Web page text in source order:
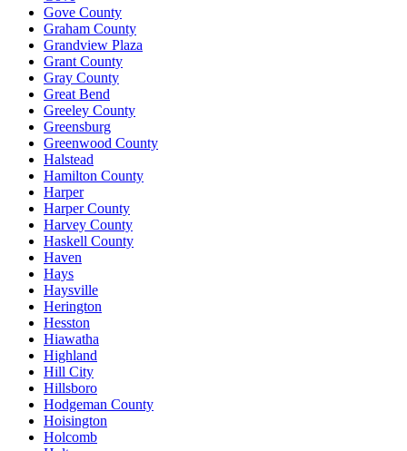
Gove County
Graham County
Grandview Plaza
Grant County
Gray County
Great Bend
Greeley County
Greensburg
Greenwood County
Halstead
Hamilton County
Harper
Harper County
Harvey County
Haskell County
Haven
Hays
Haysville
Herington
Hesston
Hiawatha
Highland
Hill City
Hillsboro
Hodgeman County
Hoisington
Holcomb